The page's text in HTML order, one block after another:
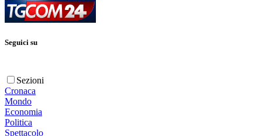
Seguici su
Sezioni
Cronaca
Mondo
Economia
Politica
Spettacolo